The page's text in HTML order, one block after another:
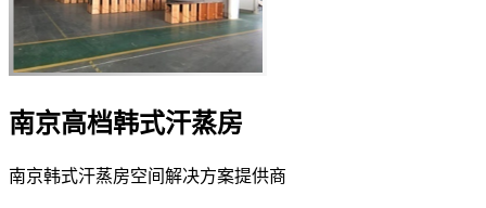
南京高档韩式汗蒸房
南京韩式汗蒸房空间解决方案提供商